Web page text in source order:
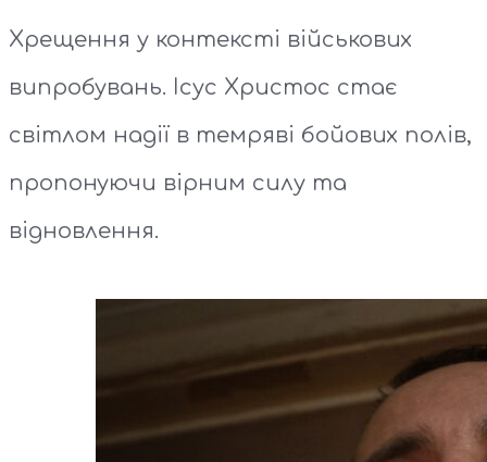
Хрещення у контексті військових
випробувань. Ісус Христос стає
світлом надії в темряві бойових полів,
пропонуючи вірним силу та
відновлення.